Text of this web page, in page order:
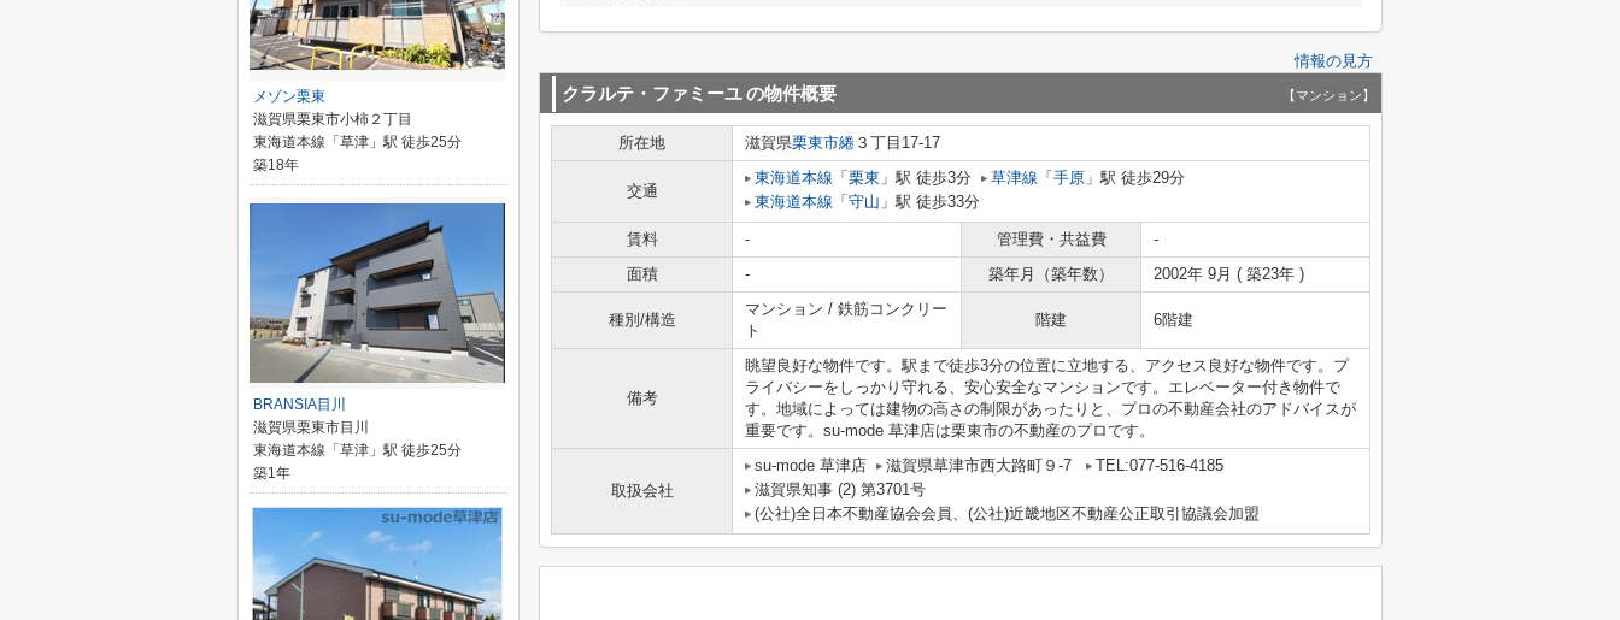
情報の見方
クラルテ・ファミーユの物件概要 【マンション】
所在地 滋賀県栗東市綣 ３丁目17-17
交通
東海道本線 「 栗東 」駅 徒歩3分 草津線 「 手原 」駅 徒歩29分
東海道本線 「 守山 」駅 徒歩33分
賃料 - 管理費・共益費
-
面積
- 築年月（築年数） 2002年 9月 ( 築23年 )
種別/構造
マンション / 鉄筋コンクリー
ト
階建 6階建
備考
眺望良好な物件です。駅まで徒歩3分の位置に立地する、アクセス良好な物件です。プ
ライバシーをしっかり守れる、安心安全なマンションです。エレベーター付き物件で
す。地域によっては建物の高さの制限があったりと、プロの不動産会社のアドバイスが
重要です。su-mode 草津店は栗東市の不動産のプロです。
取扱会社
su-mode 草津店 滋賀県草津市西大路町９-7
TEL:077-516-4185
滋賀県知事 (2) 第3701号
(公社)全日本不動産協会会員、(公社)近畿地区不動産公正取引協議会加盟
メゾン栗東
滋賀県栗東市小柿２丁目
東海道本線「草津」駅 徒歩25分
築18年
BRANSIA目川
滋賀県栗東市目川
東海道本線「草津」駅 徒歩25分
築1年